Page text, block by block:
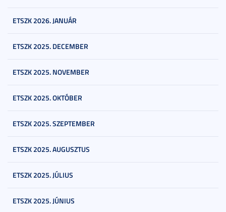
ETSZK 2026. JANUÁR
ETSZK 2025. DECEMBER
ETSZK 2025. NOVEMBER
ETSZK 2025. OKTÓBER
ETSZK 2025. SZEPTEMBER
ETSZK 2025. AUGUSZTUS
ETSZK 2025. JÚLIUS
ETSZK 2025. JÚNIUS